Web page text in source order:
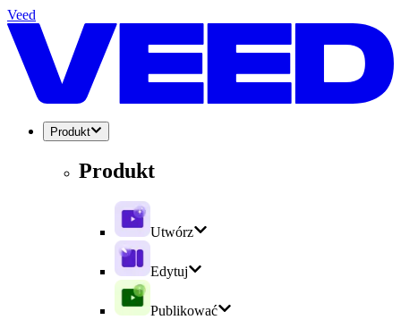
Veed
Produkt
Produkt
Utwórz
Edytuj
Publikować